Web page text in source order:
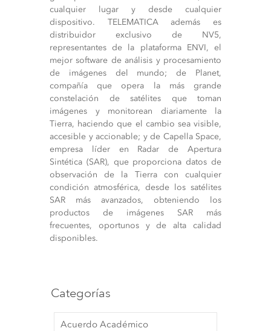
cualquier lugar y desde cualquier
dispositivo. TELEMATICA además es
distribuidor exclusivo de NV5,
representantes de la plataforma ENVI, el
mejor software de análisis y procesamiento
de imágenes del mundo; de Planet,
compañía que opera la más grande
constelación de satélites que toman
imágenes y monitorean diariamente la
Tierra, haciendo que el cambio sea visible,
accesible y accionable; y de Capella Space,
empresa líder en Radar de Apertura
Sintética (SAR), que proporciona datos de
observación de la Tierra con cualquier
condición atmosférica, desde los satélites
SAR más avanzados, obteniendo los
productos de imágenes SAR más
frecuentes, oportunos y de alta calidad
disponibles.
Categorías
Acuerdo Académico